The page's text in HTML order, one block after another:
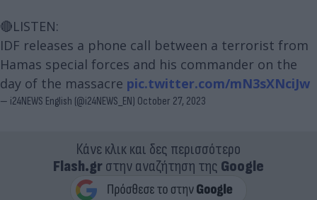
🔴LISTEN:
IDF releases a phone call between a terrorist from
Hamas special forces and his commander on the
day of the massacre pic.twitter.com/mN3sXNciJw
— i24NEWS English (@i24NEWS_EN) October 27, 2023
Κάνε κλικ και δες περισσότερο
Flash.grστην αναζήτηση της Google